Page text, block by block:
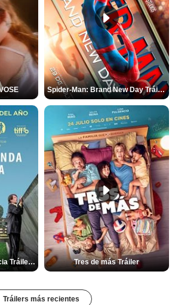
Spider-Man: Brand New Day Tráiler (3)
La última ronda en Venecia Tráiler VOSE Tres de más Tráiler
Tráilers más recientes